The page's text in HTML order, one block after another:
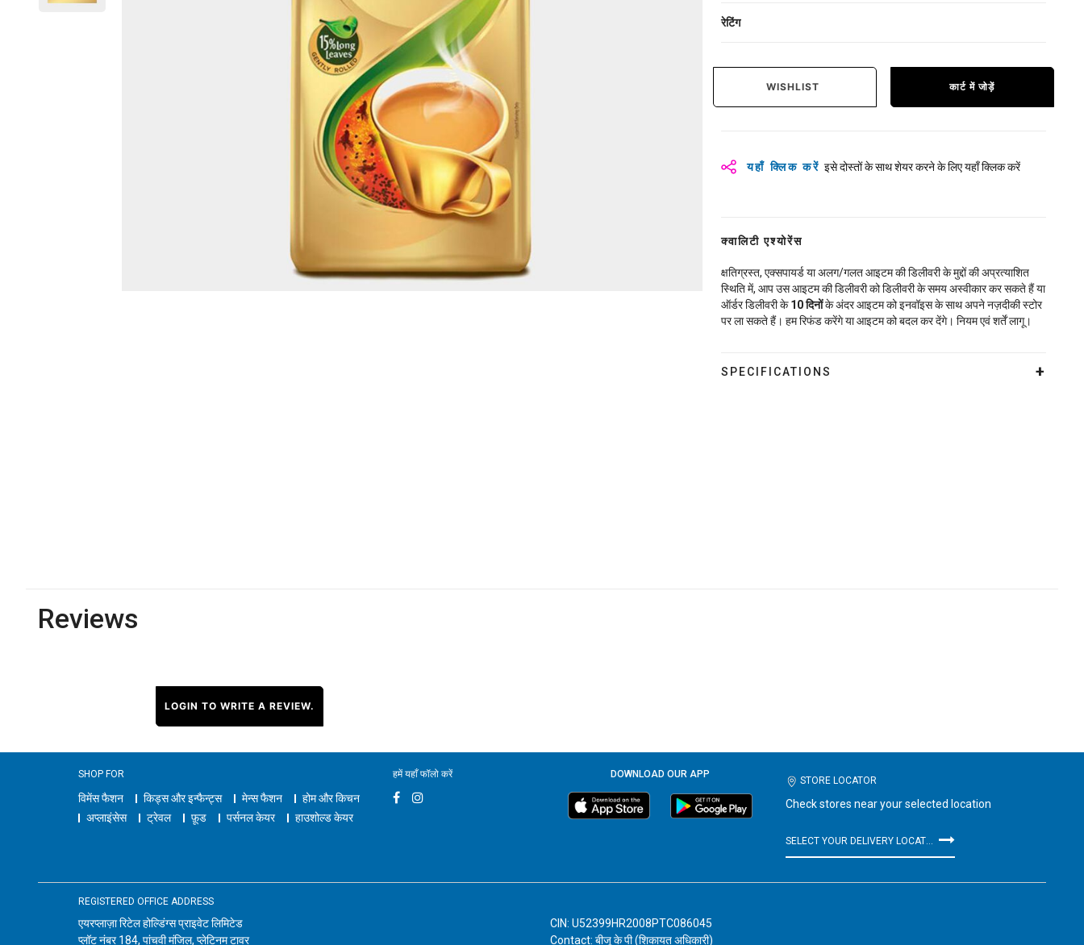
रेटिंग
WISHLIST कार्ट में जोड़ें
यहाँ क्लिक करें इसे दोस्तों के साथ शेयर करने के लिए यहाँ क्लिक करें
क्वालिटी एश्योरेंस
क्षतिग्रस्त, एक्सपायर्ड या अलग/गलत आइटम की डिलीवरी के मुद्दों की अप्रत्याशित
स्थिति में, आप उस आइटम की डिलीवरी को डिलीवरी के समय अस्वीकार कर सकते हैं या
ऑर्डर डिलीवरी के 10दिनोंके अंदर आइटम को इनवॉइस के साथ अपने नज़दीकी स्टोर
पर ला सकते हैं। हम रिफंड करेंगे या आइटम को बदल कर देंगे। नियम एवं शर्तें लागू।
SPECIFICATIONS
Reviews
LOGIN TO WRITE A REVIEW.
SHOP FOR
विमेंस फैशन किड्स और इन्फैन्ट्स मेन्स फैशन
होम और किचन
अप्लाइंसेस
ट्रेवल फ़ूड पर्सनल केयर हाउशोल्ड केयर
हमें यहाँ फॉलो करें DOWNLOAD OUR APP
STORE LOCATOR
Check stores near your selected location
REGISTERED OFFICE ADDRESS
एयरप्लाज़ा रिटेल होल्डिंग्स प्राइवेट लिमिटेड
प्लॉट नंबर 184, पांचवी मंजिल, प्लेटिनम टावर
CIN: U52399HR2008PTC086045
Contact: बीजू के पी (शिकायत अधिकारी)